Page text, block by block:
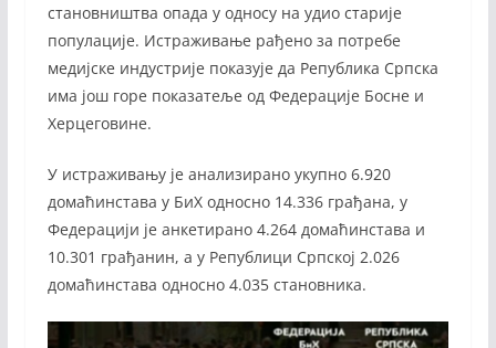
становништва опада у односу на удио старије
популације. Истраживање рађено за потребе
медијске индустрије показује да Република Српска
има још горе показатеље од Федерације Босне и
Херцеговине.
У истраживању је анализирано укупно 6.920
домаћинстава у БиХ односно 14.336 грађана, у
Федерацији је анкетирано 4.264 домаћинстава и
10.301 грађанин, а у Републици Српској 2.026
домаћинстава односно 4.035 становника.